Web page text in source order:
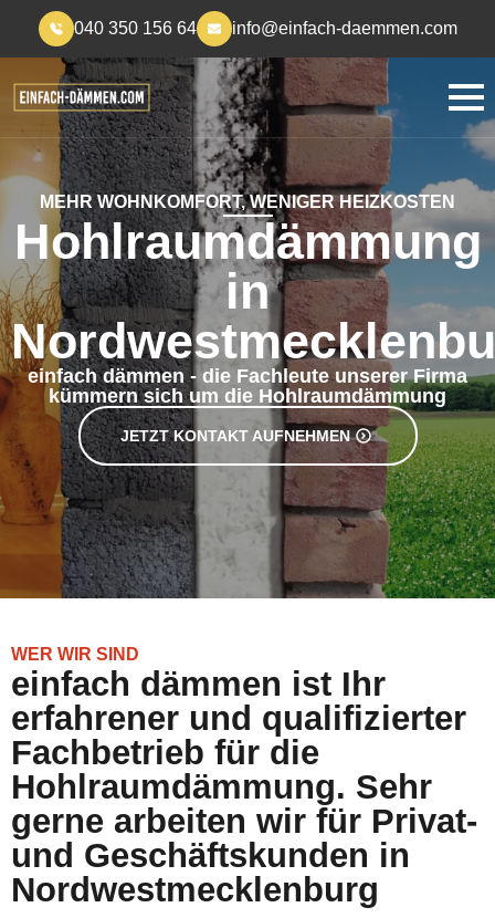
040 350 156 64 info@einfach-daemmen.com
MEHR WOHNKOMFORT, WENIGER HEIZKOSTEN
Hohlraumdämmung
in
einfach dämmen - die Fachleute unserer Firma
kümmern sich um die Hohlraumdämmung
JETZT KONTAKT AUFNEHMEN
WER WIR SIND
einfach dämmen ist Ihr
erfahrener und qualifizierter
Fachbetrieb für die
Hohlraumdämmung. Sehr
gerne arbeiten wir für Privat-
und Geschäftskunden in
Nordwestmecklenburg